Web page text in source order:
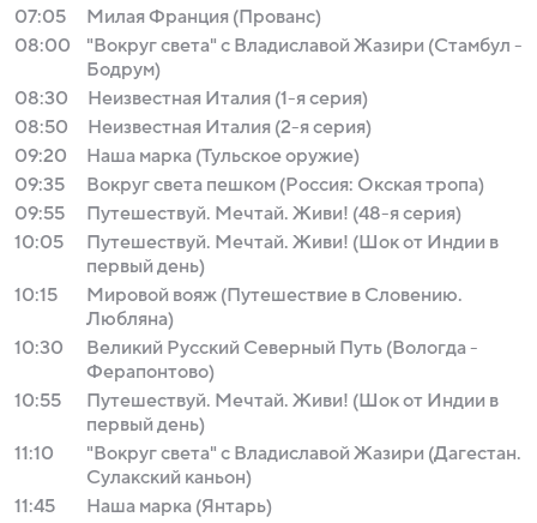
07:05
Милая Франция (Прованс)
08:00
"Вокруг света" с Владиславой Жазири (Стамбул -
Бодрум)
08:30
Неизвестная Италия (1-я серия)
08:50
Неизвестная Италия (2-я серия)
09:20
Наша марка (Тульское оружие)
09:35
Вокруг света пешком (Россия: Окская тропа)
09:55
Путешествуй. Мечтай. Живи! (48-я серия)
10:05
Путешествуй. Мечтай. Живи! (Шок от Индии в
первый день)
10:15
Мировой вояж (Путешествие в Словению.
Любляна)
10:30
Великий Русский Северный Путь (Вологда -
Ферапонтово)
10:55
Путешествуй. Мечтай. Живи! (Шок от Индии в
первый день)
11:10
"Вокруг света" с Владиславой Жазири (Дагестан.
Сулакский каньон)
11:45
Наша марка (Янтарь)